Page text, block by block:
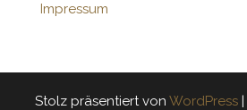
Impressum
Stolz präsentiert von WordPress |